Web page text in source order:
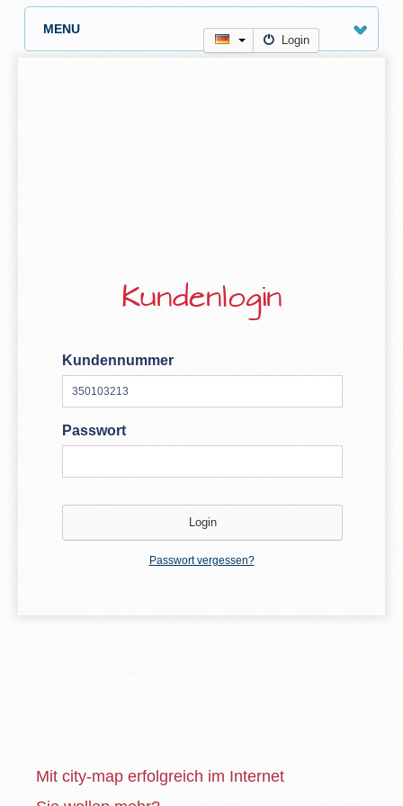
MENU
Login
Kundenlogin
Kundennummer
Passwort
Passwort vergessen?
Mit city-map erfolgreich im Internet